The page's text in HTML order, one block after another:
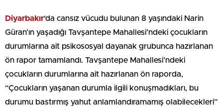
Diyarbakır‘da cansız vücudu bulunan 8 yaşındaki Narin
Güran’ın yaşadığı Tavşantepe Mahallesi’ndeki çocukların
durumlarına ait psikososyal dayanak grubunca hazırlanan
ön rapor tamamlandı. Tavşantepe Mahallesi’ndeki
çocukların durumlarına ait hazırlanan ön raporda,
“Çocukların yaşanan durumla ilgili konuşmadıkları, bu
durumu bastırmış yahut anlamlandıramamış olabilecekleri”